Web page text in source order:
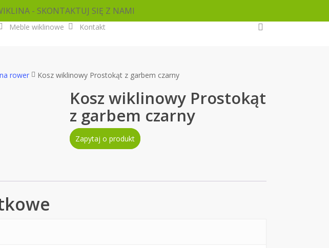
- SKONTAKTUJ SIĘ Z NAMI
Meble wiklinowe Kontakt
rower Kosz wiklinowy Prostokąt z garbem czarny
Kosz wiklinowy Prostokąt
z garbem czarny
Zapytaj o produkt